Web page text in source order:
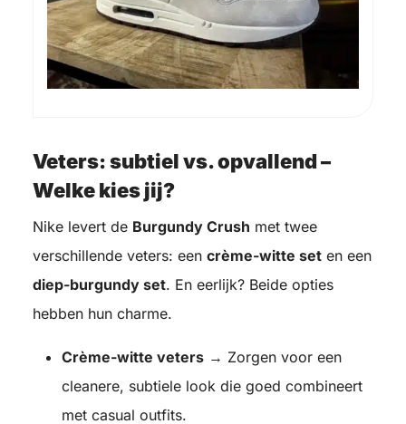
Veters: subtiel vs. opvallend –
Welke kies jij?
Nike levert de Burgundy Crush met twee
verschillende veters: een crème-witte set en een
diep-burgundy set. En eerlijk? Beide opties
hebben hun charme.
Crème-witte veters → Zorgen voor een
cleanere, subtiele look die goed combineert
met casual outfits.